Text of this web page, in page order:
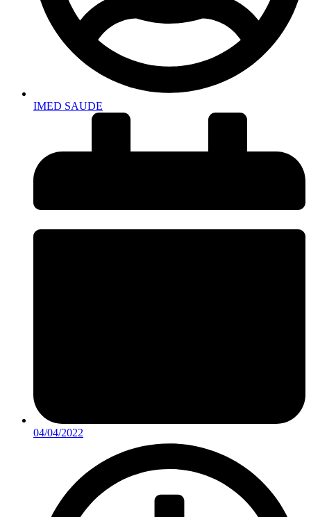
IMED SAUDE
04/04/2022